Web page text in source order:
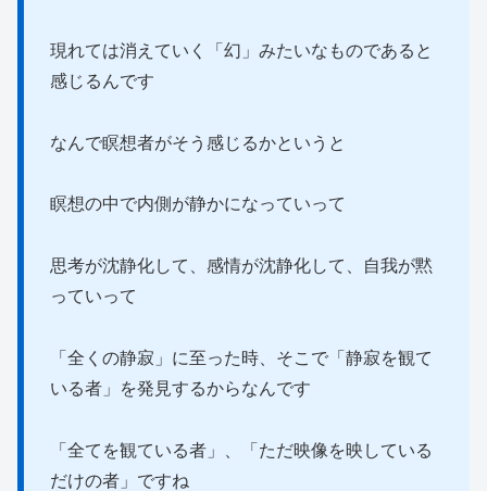
現れては消えていく「幻」みたいなものであると
感じるんです
なんで瞑想者がそう感じるかというと
瞑想の中で内側が静かになっていって
思考が沈静化して、感情が沈静化して、自我が黙
っていって
「全くの静寂」に至った時、そこで「静寂を観て
いる者」を発見するからなんです
「全てを観ている者」、「ただ映像を映している
だけの者」ですね